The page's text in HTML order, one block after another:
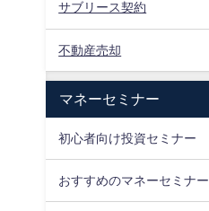
サブリース契約
不動産売却
マネーセミナー
初心者向け投資セミナー
おすすめの​マネーセミナー